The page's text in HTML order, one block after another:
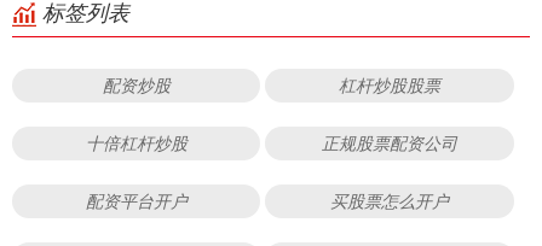
标签列表
配资炒股 杠杆炒股股票
十倍杠杆炒股 正规股票配资公司
配资平台开户 买股票怎么开户